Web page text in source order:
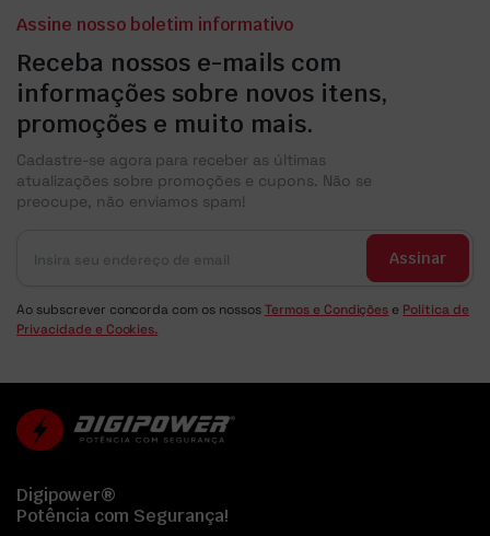
Assine nosso boletim informativo
Receba nossos e-mails com
informações sobre novos itens,
promoções e muito mais.
Cadastre-se agora para receber as últimas
atualizações sobre promoções e cupons. Não se
preocupe, não enviamos spam!
Assinar
Ao subscrever concorda com os nossosTermos e Condições e Política de
Privacidade e Cookies.
Digipower®
Potência com Segurança!